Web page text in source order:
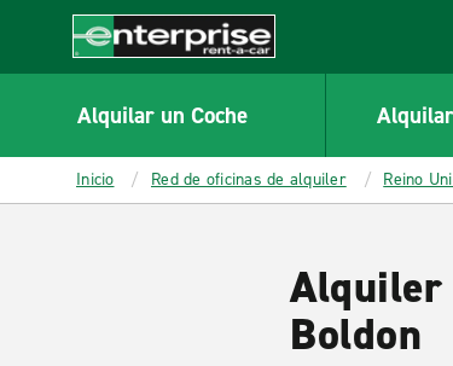
CONTENT
Enterprise
Alquilar un Coche
Inicio Red de oficinas de alquiler Reino
Alquiler
Boldon